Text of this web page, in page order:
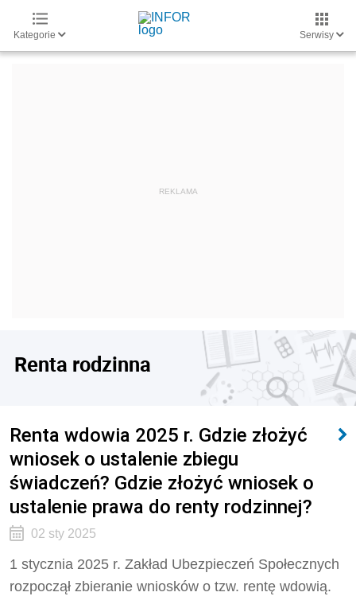
Kategorie Serwisy
Renta rodzinna
Renta wdowia 2025 r. Gdzie złożyć
wniosek o ustalenie zbiegu
świadczeń? Gdzie złożyć wniosek o
ustalenie prawa do renty rodzinnej?
02 sty 2025
1 stycznia 2025 r. Zakład Ubezpieczeń Społecznych
rozpoczął zbieranie wniosków o tzw. rentę wdowią.